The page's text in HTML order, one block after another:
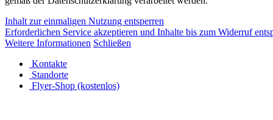
Inhalt zur einmaligen Nutzung entsperren
Erforderlichen Service akzeptieren und Inhalte bis zum Widerruf
Weitere Informationen Schließen
Kontakte
Standorte
Flyer-Shop (kostenlos)